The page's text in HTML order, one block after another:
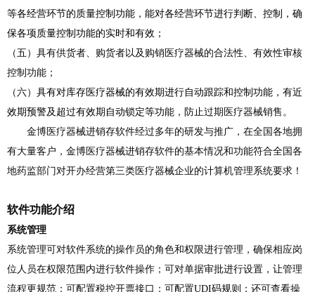
等各经营环节的质量控制功能，能对各经营环节进行判断、控制，确
保各项质量控制功能的实时和有效；
（五）具有供货者、购货者以及购销医疗器械的合法性、有效性审核
控制功能；
（六） 具有对库存医疗器械的有效期进行自动跟踪和控制功能，有近
效期预警及超过有效期自动锁定等功能，防止过期医疗器械销售。
金博医疗器械进销存软件经过多年的研发与推广，在全国各地拥
有大量客户，金博医疗器械进销存软件的基本情况和功能符合全国各
地药监部门对开办经营第三类医疗器械企业的计算机管理系统要求！
软件功能介绍
系统管理
系统管理可对软件系统的操作员的角色和权限进行管理，确保相应岗
位人员在权限范围内进行软件操作；可对单据审批进行设置，让管理
流程更规范；可配置税控开票接口；可配置UDI码规则；还可查看操